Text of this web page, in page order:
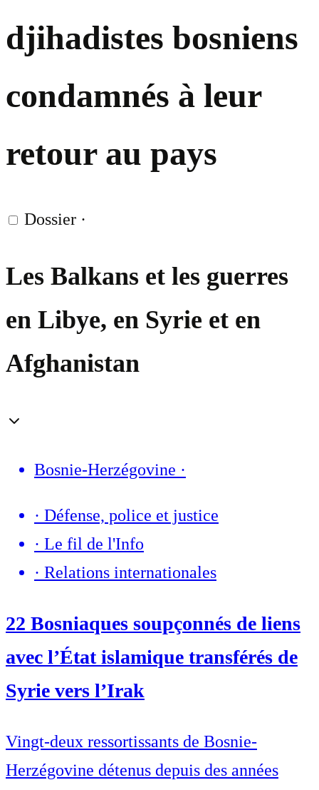
djihadistes bosniens
condamnés à leur
retour au pays
Dossier ·
Les Balkans et les guerres
en Libye, en Syrie et en
Afghanistan
Bosnie-Herzégovine ·
· Défense, police et justice
· Le fil de l'Info
· Relations internationales
22 Bosniaques soupçonnés de liens
avec l’État islamique transférés de
Syrie vers l’Irak
Vingt-deux ressortissants de Bosnie-
Herzégovine détenus depuis des années